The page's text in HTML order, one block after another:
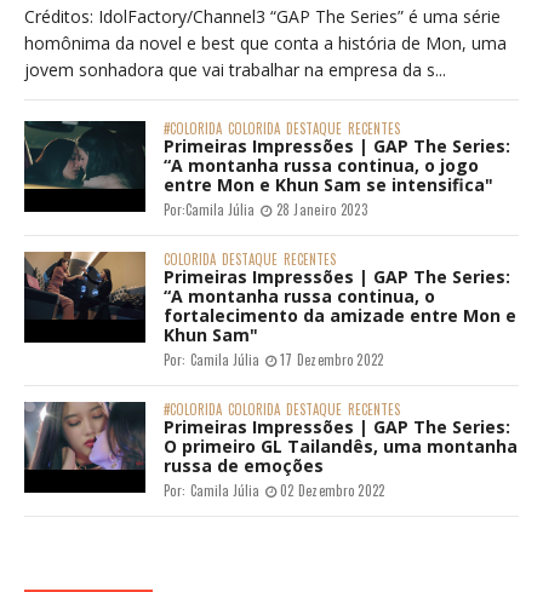
Créditos: IdolFactory/Channel3 “GAP The Series” é uma série
homônima da novel e best que conta a história de Mon, uma
jovem sonhadora que vai trabalhar na empresa da s...
#COLORIDA COLORIDA DESTAQUE RECENTES
Primeiras Impressões | GAP The Series:
“A montanha russa continua, o jogo
entre Mon e Khun Sam se intensifica"
Por:Camila Júlia 28 Janeiro 2023
COLORIDA DESTAQUE RECENTES
Primeiras Impressões | GAP The Series:
“A montanha russa continua, o
fortalecimento da amizade entre Mon e
Khun Sam"
Por: Camila Júlia 17 Dezembro 2022
#COLORIDA COLORIDA DESTAQUE RECENTES
Primeiras Impressões | GAP The Series:
O primeiro GL Tailandês, uma montanha
russa de emoções
Por: Camila Júlia 02 Dezembro 2022